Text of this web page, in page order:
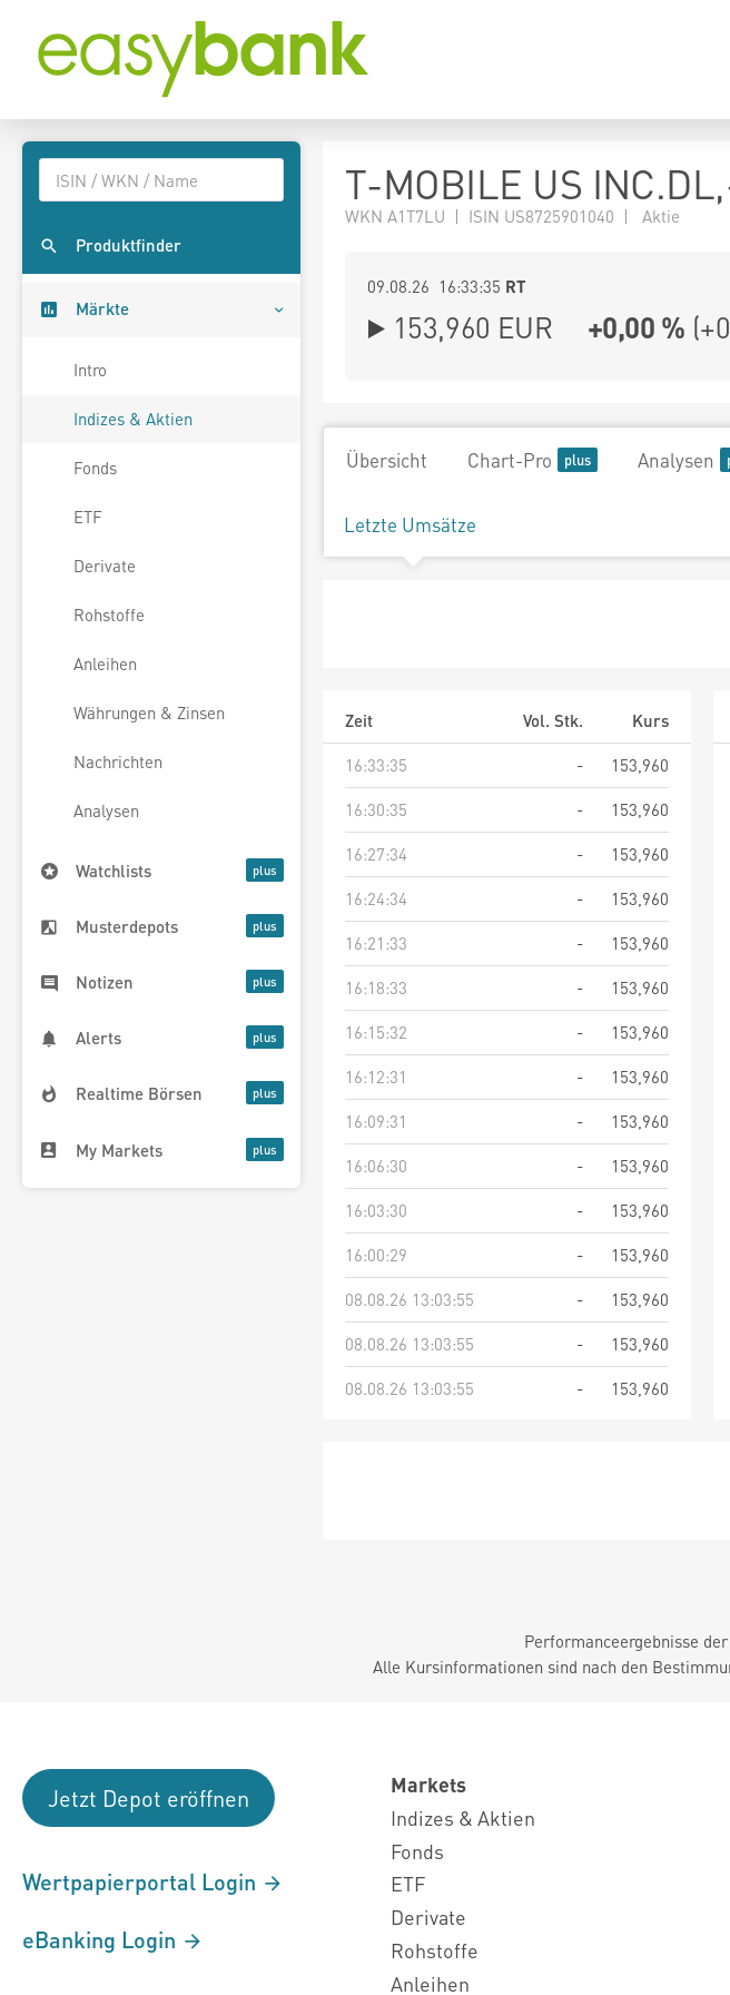
Produktfinder
Märkte
Intro
Indizes & Aktien
Fonds
ETF
Derivate
Rohstoffe
Anleihen
Währungen & Zinsen
Nachrichten
Analysen
Watchlists
Musterdepots
Notizen
Alerts
Realtime Börsen
My Markets
T-MOBILE US
WKN A1T7LU | ISIN US8725901040 | Aktie
09.08.26 16:33:35 RT
153,960 EUR +0,00 % (
Übersicht Chart-Pro Analysen
Letzte Umsätze
Zeit Vol. Stk.
Kurs
16:33:35
-
153,960
16:30:35
-
153,960
16:27:34
-
153,960
16:24:34
-
153,960
16:21:33
-
153,960
16:18:33
-
153,960
16:15:32
-
153,960
16:12:31
-
153,960
16:09:31
-
153,960
16:06:30
-
153,960
16:03:30
-
153,960
16:00:29
-
153,960
08.08.26 13:03:55
-
153,960
08.08.26 13:03:55
-
153,960
08.08.26 13:03:55
- 153,960
Performanceergebnisse
Alle Kursinformationen sind nach den
Jetzt Depot eröffnen
Wertpapierportal Login
eBanking Login
Markets
Indizes & Aktien
Fonds
ETF
Derivate
Rohstoffe
Anleihen